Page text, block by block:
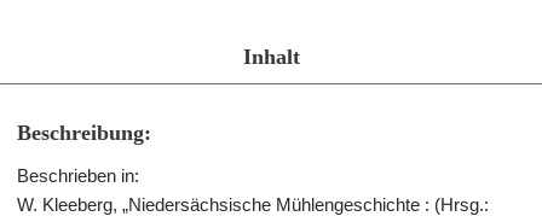
Inhalt
Beschreibung:
Beschrieben in:
W. Kleeberg, „Niedersächsische Mühlengeschichte : (Hrsg.: